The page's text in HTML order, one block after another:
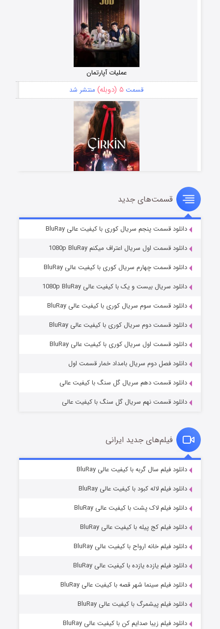
عملیات آپارتمان
قسمت ۵ (دوبله) منتشر شد
سریال زشت
قسمت۲ (زیرنویس) منتشر شد
مردگان متحرک: شهر مرده ۳
قسمت۲ (زیرنویس) منتشر شد
قسمت۷ (زیرنویس) منتشر شد
قسمت‌های جدید
دانلود قسمت پنجم سریال کوری با کیفیت عالی BluRay
دانلود قسمت اول سریال اعتراف میکنم 1080p BluRay
دانلود قسمت چهارم سریال کوری با کیفیت عالی BluRay
دانلود سریال بیست و یک با کیفیت عالی 1080p BluRay
دانلود قسمت سوم سریال کوری با کیفیت عالی BluRay
دانلود قسمت دوم سریال کوری با کیفیت عالی BluRay
دانلود قسمت اول سریال کوری با کیفیت عالی BluRay
دانلود فصل دوم سریال بامداد خمار قسمت اول
دانلود قسمت دهم سریال گل سنگ با کیفیت عالی
دانلود قسمت نهم سریال گل سنگ با کیفیت عالی
فیلم‌های جدید ایرانی
دانلود فیلم سال گربه با کیفیت عالی BluRay
دانلود فیلم لاله کبود با کیفیت عالی BluRay
دانلود فیلم لاک پشت با کیفیت عالی BluRay
دانلود فیلم کج‌ پیله با کیفیت عالی BluRay
دانلود فیلم خانه ارواح با کیفیت عالی BluRay
دانلود فیلم یازده یازده با کیفیت عالی BluRay
دانلود فیلم سینما شهر قصه با کیفیت عالی BluRay
دانلود فیلم پیشمرگ با کیفیت عالی BluRay
دانلود فیلم زیبا صدایم کن با کیفیت عالی BluRay